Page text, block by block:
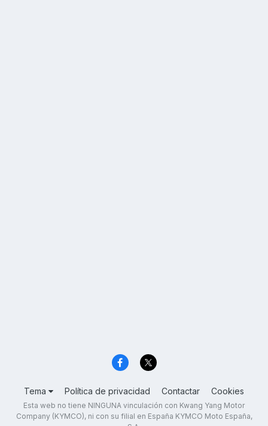
Tema Política de privacidad Contactar Cookies
Esta web no tiene NINGUNA vinculación con Kwang Yang Motor
Company (KYMCO), ni con su filial en España KYMCO Moto España,